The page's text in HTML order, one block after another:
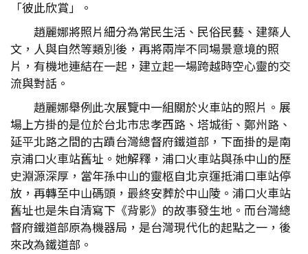
「彼此欣賞」。
趙麗娜將照片細分為常民生活、民俗民藝、建築人
文，人與自然等類別後，再將兩岸不同場景意境的照
片，有機地連結在一起，建立起一場跨越時空心靈的交
流與對話。
趙麗娜舉例此次展覽中一組關於火車站的照片。展
場上方掛的是位於台北市忠孝西路、塔城街、鄭州路、
延平北路之間的古蹟台灣總督府鐵道部，下面掛的是南
京浦口火車站舊址。她解釋，浦口火車站與孫中山的歷
史淵源深厚，當年孫中山的靈柩自北京運抵浦口車站停
放，再轉至中山碼頭，最終安葬於中山陵。浦口火車站
舊址也是朱自清寫下《背影》的故事發生地。而台灣總
督府鐵道部原為機器局，是台灣現代化的起點之一，後
來改為鐵道部。